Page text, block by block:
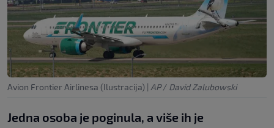
Avion Frontier Airlinesa (Ilustracija) | AP / David Zalubowski
Jedna osoba je poginula, a više ih je